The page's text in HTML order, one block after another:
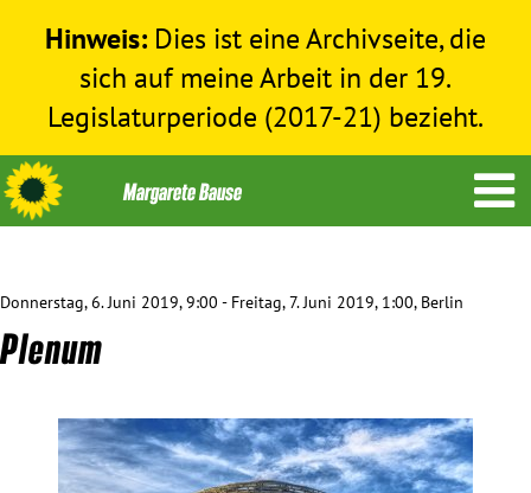
Hinweis: Dies ist eine Archivseite, die
sich auf meine Arbeit in der 19.
Legislaturperiode (2017-21) bezieht.
Themen
Humanitäre Hilfe
Donnerstag, 6. Juni 2019, 9:00 - Freitag, 7. Juni 2019, 1:00, Berlin
Plenum